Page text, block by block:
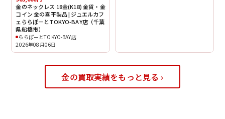
金のネックレス 18金(K18) 金貨・金
コイン 金の喜平製品 | ジュエルカフ
ェららぽーとTOKYO-BAY店（千葉
県船橋市）
ららぽーとTOKYO-BAY店
2026年08月06日
金の買取実績をもっと見る ›